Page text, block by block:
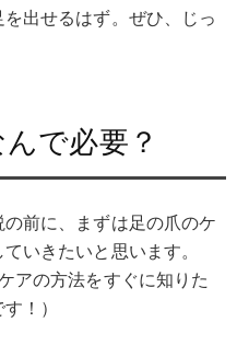
出せるはず。ぜひ、じっ
で必要？
前に、まずは足の爪のケ
いきたいと思います。
アの方法をすぐに知りた
！）